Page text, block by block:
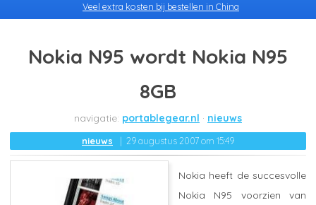
Veel extra kosten bij bestellen in China
Nokia N95 wordt Nokia N95
8GB
portablegear.nl nieuws
nieuws 29 augustus 2007 om 15:49
Nokia heeft de succesvolle
Nokia N95 voorzien van